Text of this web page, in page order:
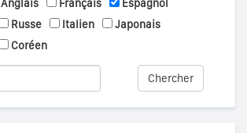
Anglais Français
Espagnol
Russe Italien
Japonais
Coréen
Chercher